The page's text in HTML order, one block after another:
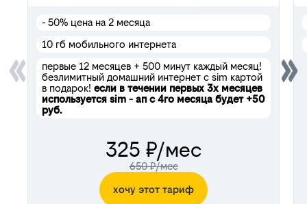
- 50% цена на 2 месяца
10 гб мобильного интернета
первые 12 месяцев + 500 минут каждый месяц!
безлимитный домашний интернет с sim картой
в подарок! если в течении первых 3х месяцев
используется sim - ап с 4го месяца будет +50
руб.
325 ₽/мес
650 ₽/мес
хочу этот тариф